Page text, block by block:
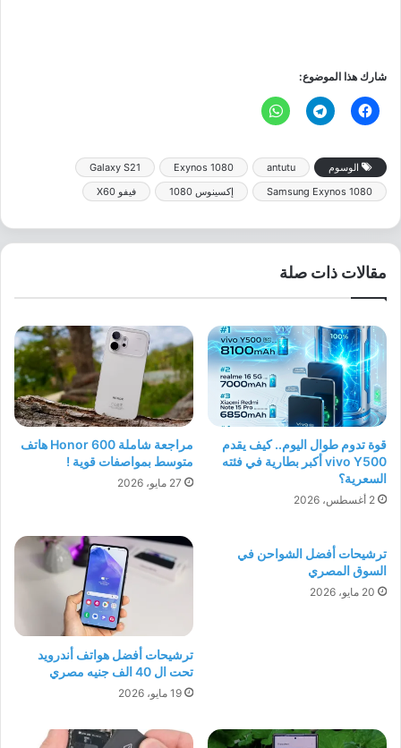
شارك هذا الموضوع:
الوسوم antutu
Exynos 1080
Galaxy S21
Samsung Exynos 1080
إكسينوس 1080 فيفو X60
مقالات ذات صلة
قوة تدوم طوال اليوم.. كيف يقدم
vivo Y500 أكبر بطارية في فئته
السعرية؟
2 أغسطس، 2026
مراجعة شاملة Honor 600 هاتف
متوسط بمواصفات قوية !
27 مايو، 2026
ترشيحات أفضل الشواحن في
السوق المصري
20 مايو، 2026
ترشيحات أفضل هواتف أندرويد
تحت ال 40 الف جنيه مصري
19 مايو، 2026